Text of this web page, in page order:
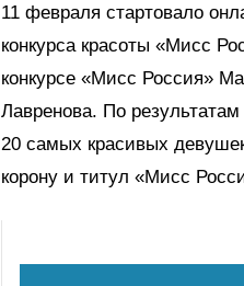
11 февраля стартовало
конкурса красоты «Мисс
конкурсе «Мисс Россия»
Лавренова. По
20 самых красивых
корону и титул «Мисс